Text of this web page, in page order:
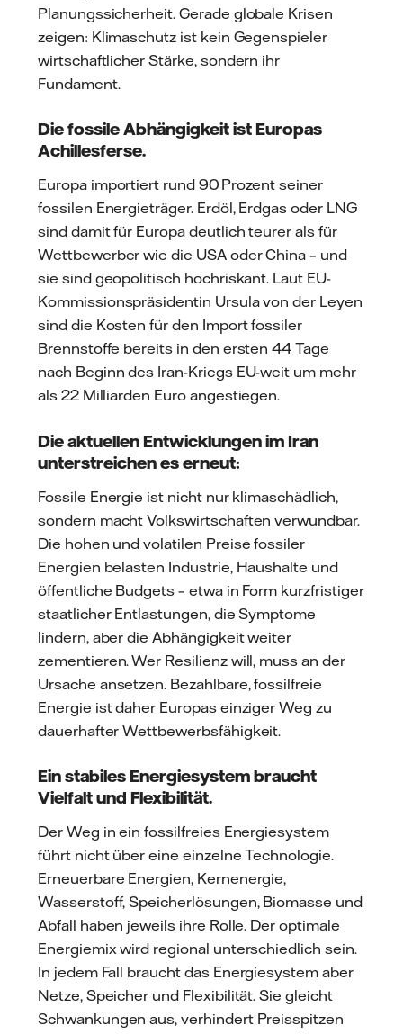
Planungssicherheit. Gerade globale Krisen
zeigen: Klimaschutz ist kein Gegenspieler
wirtschaftlicher Stärke, sondern ihr
Fundament.
Die fossile Abhängigkeit ist Europas
Achillesferse.
Europa importiert rund 90 Prozent seiner
fossilen Energieträger. Erdöl, Erdgas oder LNG
sind damit für Europa deutlich teurer als für
Wettbewerber wie die USA oder China – und
sie sind geopolitisch hochriskant. Laut EU-
Kommissionspräsidentin Ursula von der Leyen
sind die Kosten für den Import fossiler
Brennstoffe bereits in den ersten 44 Tage
nach Beginn des Iran-Kriegs EU-weit um mehr
als 22 Milliarden Euro angestiegen.
Die aktuellen Entwicklungen im Iran
unterstreichen es erneut:
Fossile Energie ist nicht nur klimaschädlich,
sondern macht Volkswirtschaften verwundbar.
Die hohen und volatilen Preise fossiler
Energien belasten Industrie, Haushalte und
öffentliche Budgets – etwa in Form kurzfristiger
staatlicher Entlastungen, die Symptome
lindern, aber die Abhängigkeit weiter
zementieren. Wer Resilienz will, muss an der
Ursache ansetzen. Bezahlbare, fossilfreie
Energie ist daher Europas einziger Weg zu
dauerhafter Wettbewerbsfähigkeit.
Ein stabiles Energiesystem braucht
Vielfalt und Flexibilität.
Der Weg in ein fossilfreies Energiesystem
führt nicht über eine einzelne Technologie.
Erneuerbare Energien, Kernenergie,
Wasserstoff, Speicherlösungen, Biomasse und
Abfall haben jeweils ihre Rolle. Der optimale
Energiemix wird regional unterschiedlich sein.
In jedem Fall braucht das Energiesystem aber
Netze, Speicher und Flexibilität. Sie gleicht
Schwankungen aus, verhindert Preisspitzen